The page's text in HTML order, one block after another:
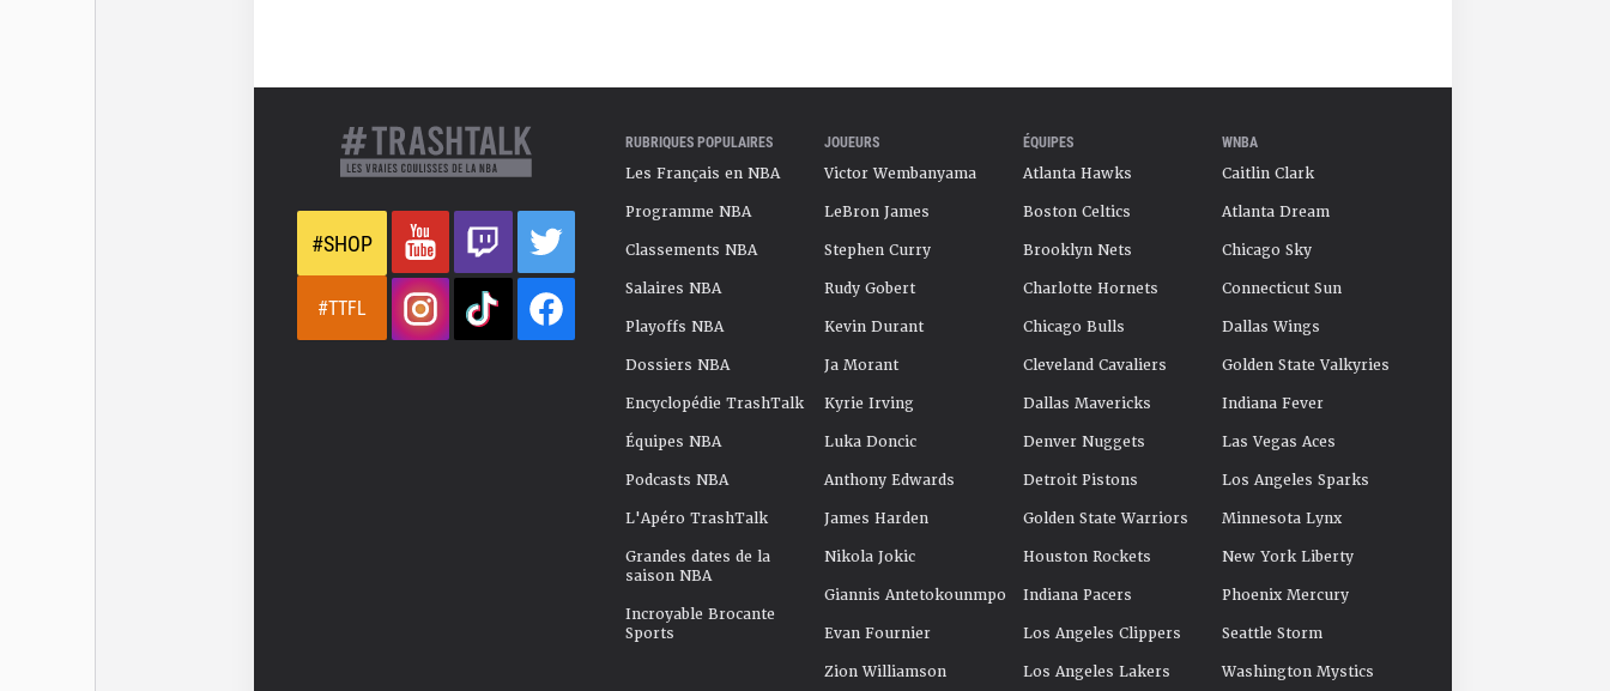
#SHOP
#TTFL
RUBRIQUES POPULAIRES
Les Français en NBA
Programme NBA
Classements NBA
Salaires NBA
Playoffs NBA
Dossiers NBA
Encyclopédie TrashTalk
Équipes NBA
Podcasts NBA
L'Apéro TrashTalk
Grandes dates de la
saison NBA
Incroyable Brocante
Sports
JOUEURS
Victor Wembanyama
LeBron James
Stephen Curry
Rudy Gobert
Kevin Durant
Ja Morant
Kyrie Irving
Luka Doncic
Anthony Edwards
James Harden
Nikola Jokic
Giannis Antetokounmpo
Evan Fournier
Zion Williamson
ÉQUIPES
Atlanta Hawks
Boston Celtics
Brooklyn Nets
Charlotte Hornets
Chicago Bulls
Cleveland Cavaliers
Dallas Mavericks
Denver Nuggets
Detroit Pistons
Golden State Warriors
Houston Rockets
Indiana Pacers
Los Angeles Clippers
Los Angeles Lakers
WNBA
Caitlin Clark
Atlanta Dream
Chicago Sky
Connecticut Sun
Dallas Wings
Golden State Valkyries
Indiana Fever
Las Vegas Aces
Los Angeles Sparks
Minnesota Lynx
New York Liberty
Phoenix Mercury
Seattle Storm
Washington Mystics